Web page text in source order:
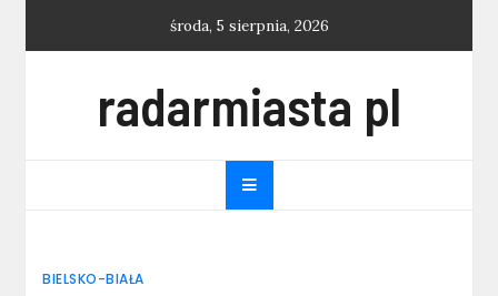
środa, 5 sierpnia, 2026
radarmiasta pl
BIELSKO-BIAŁA